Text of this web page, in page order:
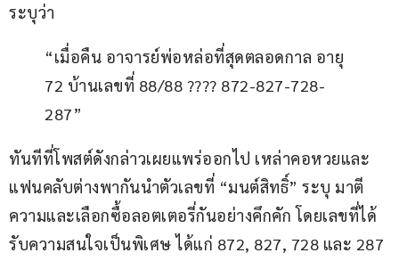
ระบุว่า
“เมื่อคืน อาจารย์พ่อหล่อที่สุดตลอดกาล อายุ
72 บ้านเลขที่ 88/88 ???? 872-827-728-
287”
ทันทีที่โพสต์ดังกล่าวเผยแพร่ออกไป เหล่าคอหวยและ
แฟนคลับต่างพากันนำตัวเลขที่ “มนต์สิทธิ์” ระบุ มาตี
ความและเลือกซื้อลอตเตอรี่กันอย่างคึกคัก โดยเลขที่ได้
รับความสนใจเป็นพิเศษ ได้แก่ 872, 827, 728 และ 287